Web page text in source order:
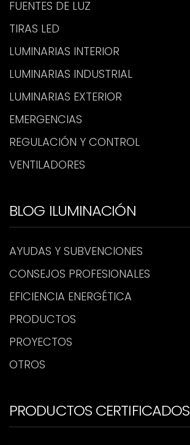
FUENTES DE LUZ
TIRAS LED
LUMINARIAS INTERIOR
LUMINARIAS INDUSTRIAL
LUMINARIAS EXTERIOR
EMERGENCIAS
REGULACIÓN Y CONTROL
VENTILADORES
BLOG ILUMINACIÓN
AYUDAS Y SUBVENCIONES
CONSEJOS PROFESIONALES
EFICIENCIA ENERGÉTICA
PRODUCTOS
PROYECTOS
OTROS
PRODUCTOS CERTIFICADOS